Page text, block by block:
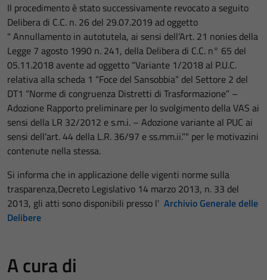
Il procedimento è stato successivamente revocato a seguito
Delibera di C.C. n. 26 del 29.07.2019 ad oggetto
" Annullamento in autotutela, ai sensi dell’Art. 21 nonies della
Legge 7 agosto 1990 n. 241, della Delibera di C.C. n° 65 del
05.11.2018 avente ad oggetto “Variante 1/2018 al P.U.C.
relativa alla scheda 1 “Foce del Sansobbia” del Settore 2 del
DT1 “Norme di congruenza Distretti di Trasformazione” –
Adozione Rapporto preliminare per lo svolgimento della VAS ai
sensi della LR 32/2012 e s.m.i. – Adozione variante al PUC ai
sensi dell’art. 44 della L.R. 36/97 e ss.mm.ii.”" per le motivazini
contenute nella stessa.
Si informa che in applicazione delle vigenti norme sulla
trasparenza,Decreto Legislativo 14 marzo 2013, n. 33 del
2013, gli atti sono disponibili presso l' Archivio Generale delle
Delibere
A cura di